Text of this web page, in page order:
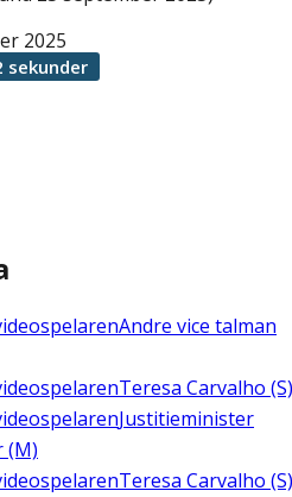
2025
sekunder
Andre vice talman
Teresa Carvalho (S)
Justitieminister
(M)
Teresa Carvalho (S)